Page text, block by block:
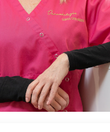
Erfahrungen in der
im Gesicht sowie in der
arbeitet in allen
und ist Hygienebeauftragte.